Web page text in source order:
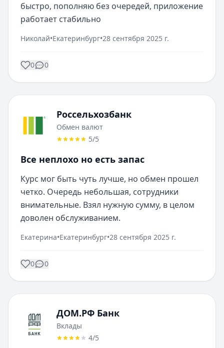
быстро, пополняю без очередей, приложение
работает стабильно
Николай•Екатеринбург•28 сентября 2025 г.
0 0
Россельхозбанк
Обмен валют
5/5
Все неплохо но есть запас
Курс мог быть чуть лучше, но обмен прошел
четко. Очередь небольшая, сотрудники
внимательные. Взял нужную сумму, в целом
доволен обслуживанием.
Екатерина•Екатеринбург•28 сентября 2025 г.
0 0
ДОМ.РФ Банк
Вклады
4/5